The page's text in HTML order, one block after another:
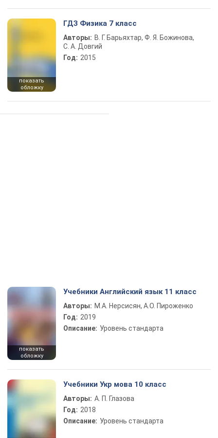
показать
обложку
ГДЗ Физика 7 класс
Авторы: В. Г. Барьяхтар, Ф. Я. Божинова,
С. А. Довгий
Год: 2015
показать
обложку
Учебники Английский язык 11 класс
Авторы: М.А. Нерсисян, А.О. Пироженко
Год: 2019
Описание: Уровень стандарта
Учебники Укр мова 10 класс
Авторы: А. П. Глазова
Год: 2018
Описание: Уровень стандарта